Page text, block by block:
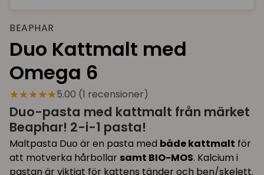
BEAPHAR
Duo Kattmalt med
Omega 6
★★★★★5.00 (1 recensioner)
Duo-pasta med kattmalt från märket
Beaphar! 2-i-1 pasta!
Maltpasta Duo är en pasta med både kattmalt för
att motverka hårbollar samt BIO-MOS. Kalcium i
pastan är viktigt för kattens tänder och ben/skelett.